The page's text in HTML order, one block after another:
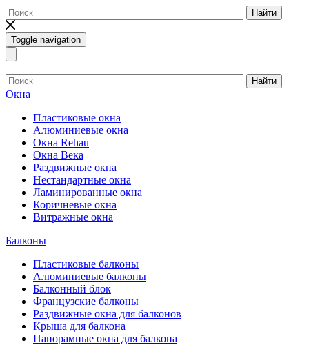
Найти
Toggle navigation
Найти
Окна
Пластиковые окна
Алюминиевые окна
Окна Rehau
Окна Века
Раздвижные окна
Нестандартные окна
Ламинированные окна
Коричневые окна
Витражные окна
Балконы
Пластиковые балконы
Алюминиевые балконы
Балконный блок
Французские балконы
Раздвижные окна для балконов
Крыша для балкона
Панорамные окна для балкона